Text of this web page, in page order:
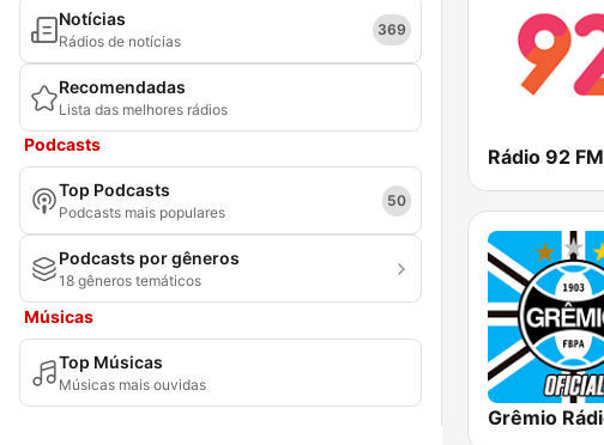
Notícias
Rádios de notícias
369
Recomendadas
Lista das melhores rádios
Podcasts
Top Podcasts
Podcasts mais populares
50
Podcasts por gêneros
18 gêneros temáticos
Músicas
Top Músicas
Músicas mais ouvidas
Rádio 92 FM